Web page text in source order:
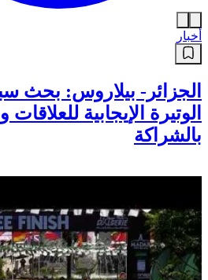
أخبار
الجزائر- بيلاروس: بحث
الوتيرة الإيجابية للعلاقات